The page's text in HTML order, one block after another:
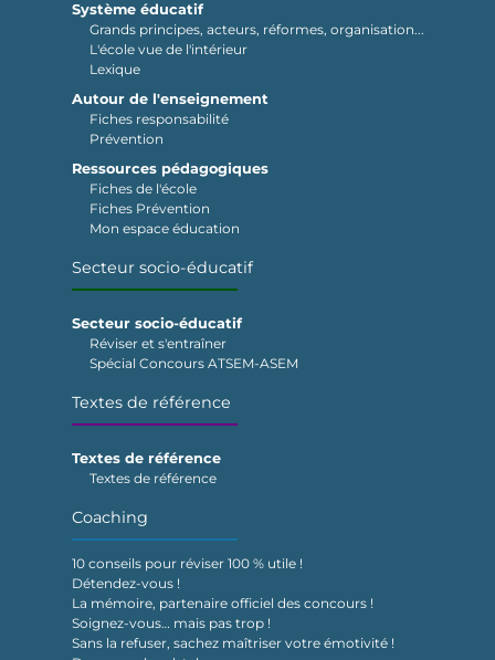
Système éducatif
Grands principes, acteurs, réformes, organisation...
L'école vue de l'intérieur
Lexique
Autour de l'enseignement
Fiches responsabilité
Prévention
Ressources pédagogiques
Fiches de l'école
Fiches Prévention
Mon espace éducation
Secteur socio-éducatif
Secteur socio-éducatif
Réviser et s'entraîner
Spécial Concours ATSEM-ASEM
Textes de référence
Textes de référence
Textes de référence
Coaching
10 conseils pour réviser 100 % utile !
Détendez-vous !
La mémoire, partenaire officiel des concours !
Soignez-vous… mais pas trop !
Sans la refuser, sachez maîtriser votre émotivité !